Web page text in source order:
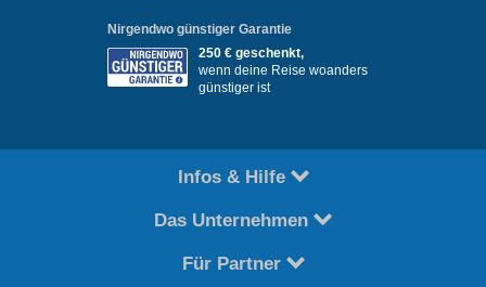
Nirgendwo günstiger Garantie
250 € geschenkt,
wenn deine Reise woanders
günstiger ist
Infos & Hilfe
Das Unternehmen
Für Partner